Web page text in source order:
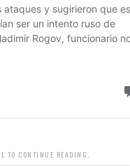
TO CONTINUE READING.